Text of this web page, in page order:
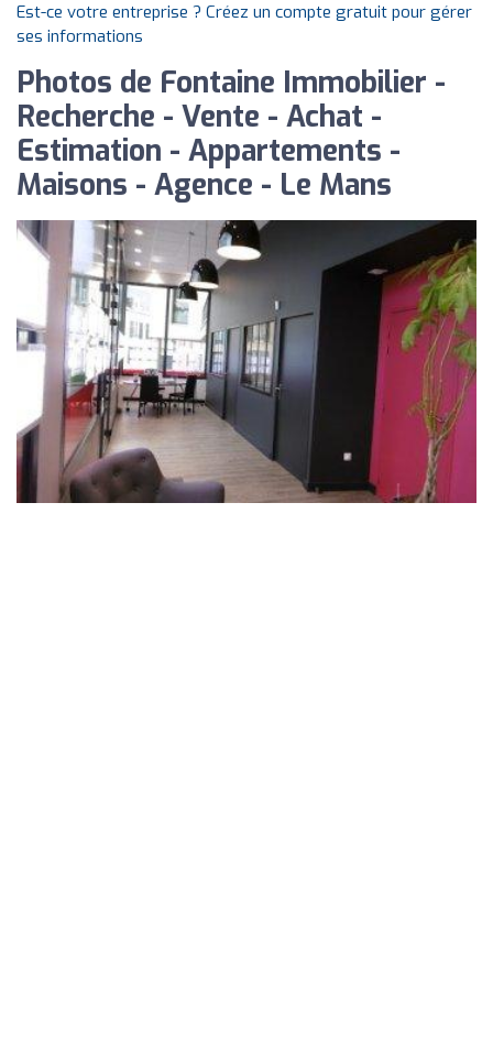
Est-ce votre entreprise ? Créez un compte gratuit pour gérer
ses informations
Photos de Fontaine Immobilier -
Recherche - Vente - Achat -
Estimation - Appartements -
Maisons - Agence - Le Mans